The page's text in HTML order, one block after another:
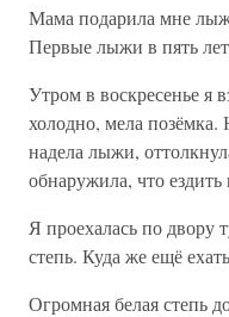
Мама подарила мне
Первые лыжи в пять
Утром в воскресенье
холодно, мела
надела лыжи,
обнаружила, что
Я проехалась по двору
степь. Куда же ещё
Огромная белая степь